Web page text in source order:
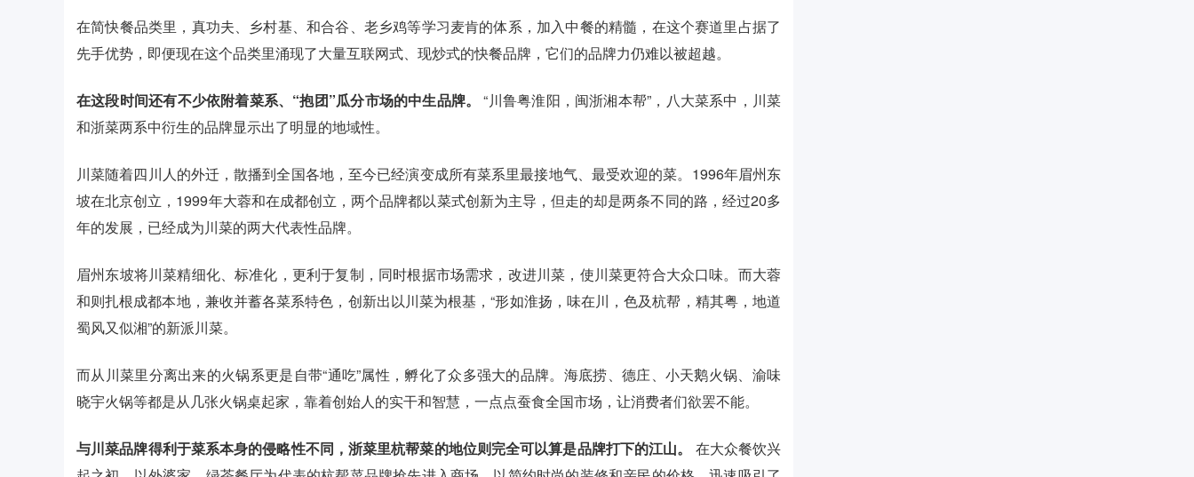
在简快餐品类里，真功夫、乡村基、和合谷、老乡鸡等学习麦肯的体系，加入中餐的精髓，在这个赛道里占据了
先手优势，即便现在这个品类里涌现了大量互联网式、现炒式的快餐品牌，它们的品牌力仍难以被超越。
在这段时间还有不少依附着菜系、“抱团”瓜分市场的中生品牌。“川鲁粤淮阳，闽浙湘本帮”，八大菜系中，川菜
和浙菜两系中衍生的品牌显示出了明显的地域性。
川菜随着四川人的外迁，散播到全国各地，至今已经演变成所有菜系里最接地气、最受欢迎的菜。1996年眉州东
坡在北京创立，1999年大蓉和在成都创立，两个品牌都以菜式创新为主导，但走的却是两条不同的路，经过20多
年的发展，已经成为川菜的两大代表性品牌。
眉州东坡将川菜精细化、标准化，更利于复制，同时根据市场需求，改进川菜，使川菜更符合大众口味。而大蓉
和则扎根成都本地，兼收并蓄各菜系特色，创新出以川菜为根基，“形如淮扬，味在川，色及杭帮，精其粤，地道
蜀风又似湘”的新派川菜。
而从川菜里分离出来的火锅系更是自带“通吃”属性，孵化了众多强大的品牌。海底捞、德庄、小天鹅火锅、渝味
晓宇火锅等都是从几张火锅桌起家，靠着创始人的实干和智慧，一点点蚕食全国市场，让消费者们欲罢不能。
与川菜品牌得利于菜系本身的侵略性不同，浙菜里杭帮菜的地位则完全可以算是品牌打下的江山。 在大众餐饮兴